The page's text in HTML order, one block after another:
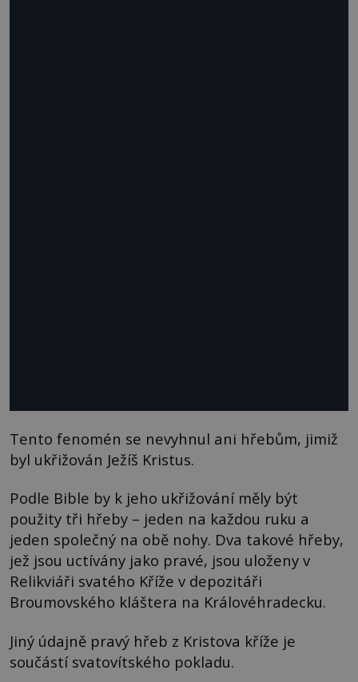
Tento fenomén se nevyhnul ani hřebům, jimiž
byl ukřižován Ježíš Kristus.
Podle Bible by k jeho ukřižování měly být
použity tři hřeby – jeden na každou ruku a
jeden společný na obě nohy. Dva takové hřeby,
jež jsou uctívány jako pravé, jsou uloženy v
Relikviáři svatého Kříže v depozitáři
Broumovského kláštera na Královéhradecku.
Jiný údajně pravý hřeb z Kristova kříže je
součástí svatovítského pokladu.